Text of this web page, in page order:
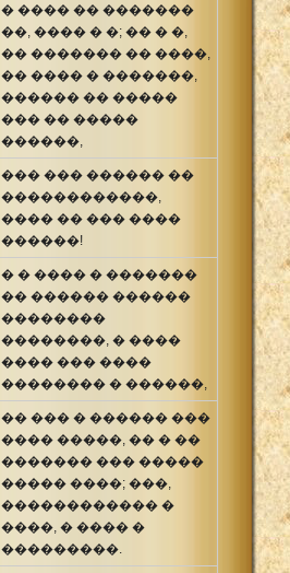
� ���� �� �������
��, ���� � �; �� � �,
�� ������� �� ����,
�� ���� � �������,
������ �� �����
��� �� �����
������,
��� ��� ������ ��
������������,
���� �� ��� ����
������!
� � ���� � �������
�� ������ ������
��������
��������, � ����
���� ��� ����
�������� � ������,
�� ��� � ������ ���
���� �����, �� � ��
������� ��� �����
����� ����; ���,
������������ �
����, � ���� �
���������.